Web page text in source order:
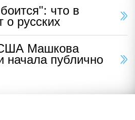
что в
русских
Машкова
начала публично